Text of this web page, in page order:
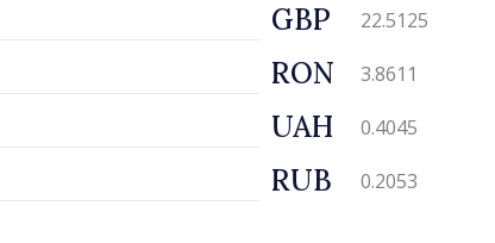
GBP 22.5125
RON 3.8611
UAH 0.4045
RUB 0.2053